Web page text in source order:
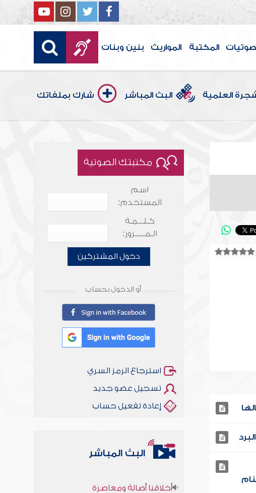
المكتبة المواريث بنين وبنات
العلمية البث المباشر شارك بملفاتك
مكتبتك الصوتية
اسم
المستخدم:
كـلـــمـة
الـمـــــرور:
دخول المشتركين
أو الدخول بحساب
استرجاع الرمز السري
تسجيل عضو جديد
إعادة تفعيل حساب
البث المباشر